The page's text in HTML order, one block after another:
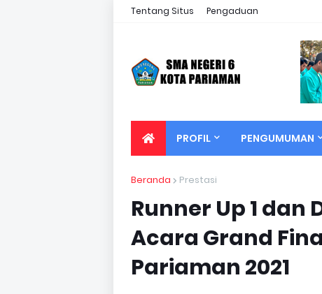
Tentang Situs Pengaduan
PROFIL PENGUMUMAN
Beranda Prestasi
Runner Up 1
Acara Grand
Pariaman 2021